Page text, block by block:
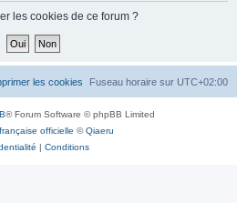
les cookies de ce forum ?
Fuseau horaire sur UTC+02:00
les cookies
® Forum Software © phpBB Limited
officielle ©Qiaeru
| Conditions